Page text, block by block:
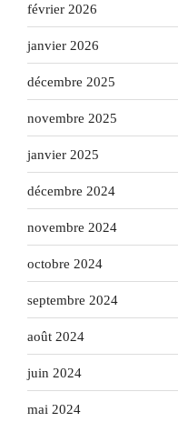
février 2026
janvier 2026
décembre 2025
novembre 2025
janvier 2025
décembre 2024
novembre 2024
octobre 2024
septembre 2024
août 2024
juin 2024
mai 2024